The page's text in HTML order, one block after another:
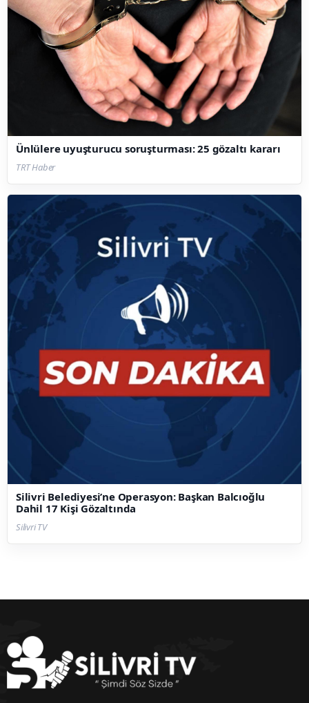
Ünlülere uyuşturucu soruşturması: 25 gözaltı kararı
TRT Haber
Silivri Belediyesi’ne Operasyon: Başkan Balcıoğlu
Dahil 17 Kişi Gözaltında
Silivri TV